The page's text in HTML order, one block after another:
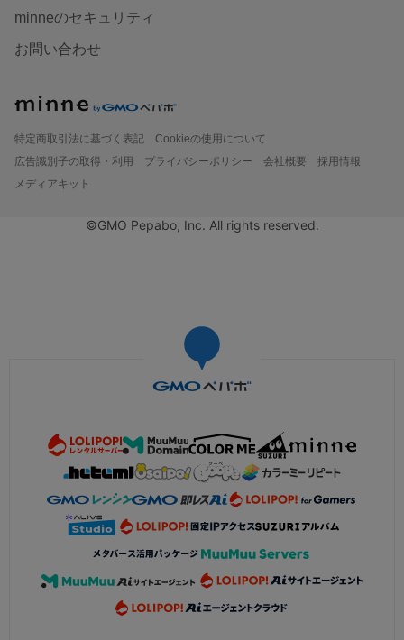
minneのセキュリティ
お問い合わせ
特定商取引法に基づく表記
Cookieの使用について
広告識別子の取得・利用
プライバシーポリシー 会社概要
採用情報
メディアキット
©GMO Pepabo, Inc. All rights reserved.